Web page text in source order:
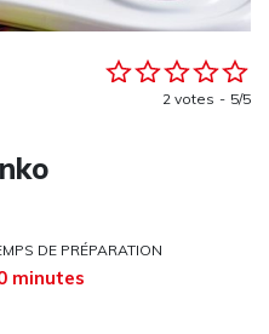
2 votes 5/5
DE PRÉPARATION
minutes